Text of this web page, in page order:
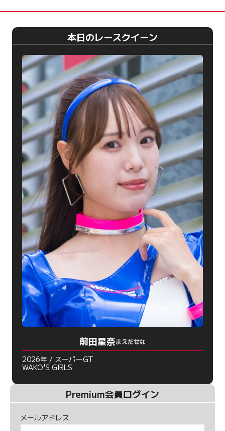
本日のレースクイーン
前田星奈まえだせな
2026年 / スーパーGT
WAKO'S GIRLS
Premium会員ログイン
メールアドレス